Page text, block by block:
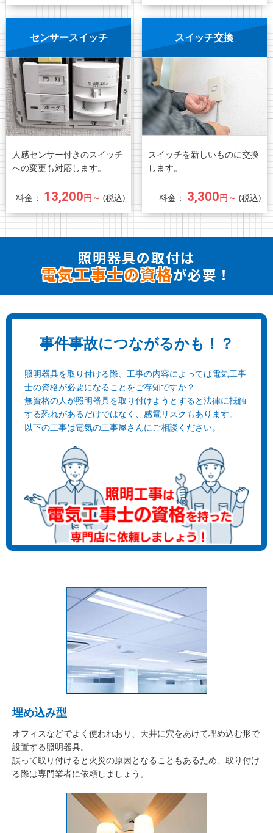
センサースイッチ
人感センサー付きのスイッチ
への変更も対応します。
料金： 13,200円～ (税込)
スイッチ交換
スイッチを新しいものに交換
します。
料金： 3,300円～ (税込)
照明器具の取付は
電気工事士の資格が必要！
事件事故につながるかも！？
照明器具を取り付ける際、工事の内容によっては電気工事
士の資格が必要になることをご存知ですか？
無資格の人が照明器具を取り付けようとすると法律に抵触
する恐れがあるだけではなく、感電リスクもあります。
以下の工事は電気の工事屋さんにご相談ください。
埋め込み型
オフィスなどでよく使われおり、天井に穴をあけて埋め込む形で
設置する照明器具。
誤って取り付けると火災の原因となることもあるため、取り付け
る際は専門業者に依頼しましょう。